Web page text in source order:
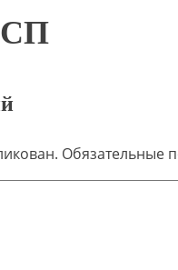
Обязательные